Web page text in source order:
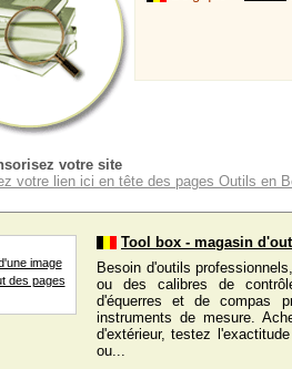
votre site
votre lien ici en tête des pages Outils en
image
des pages
Tool box - magasin
Besoin d'outils
ou des calibres de
d'équerres et de compas
instruments de mesure.
d'extérieur, testez
ou...